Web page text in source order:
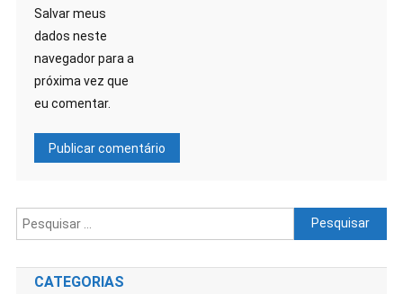
Salvar meus
dados neste
navegador para a
próxima vez que
eu comentar.
CATEGORIAS